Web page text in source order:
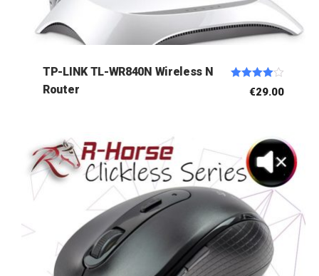
TP-LINK TL-WR840N Wireless N
Router
Rated
€29.00